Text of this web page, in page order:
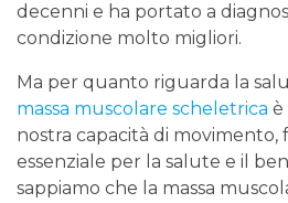
decenni e ha portato a
condizione molto migliori.
Ma per quanto riguarda la
massa muscolare scheletrica è
nostra capacità di
essenziale per la salute e il
sappiamo che la massa